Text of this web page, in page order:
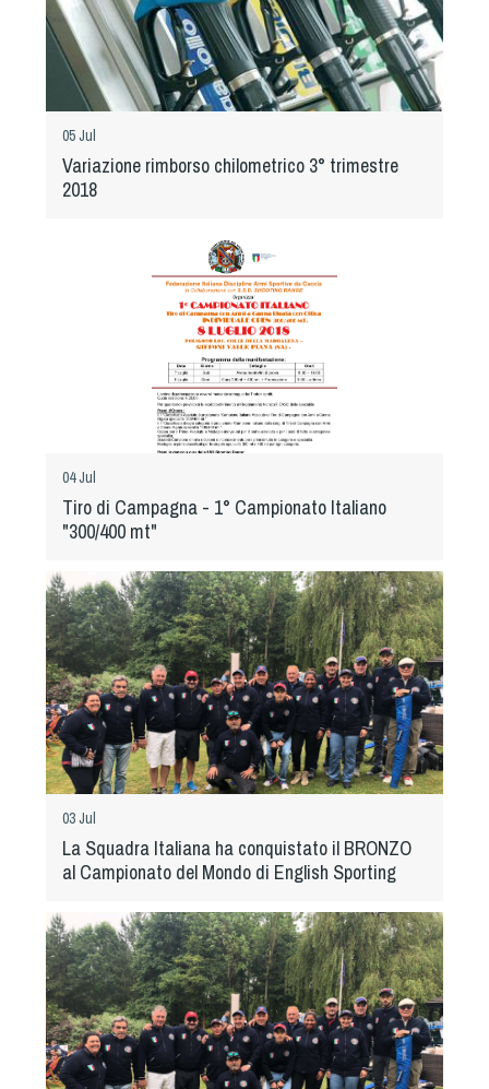
05 Jul
Variazione rimborso chilometrico 3° trimestre
2018
04 Jul
Tiro di Campagna - 1° Campionato Italiano
"300/400 mt"
03 Jul
La Squadra Italiana ha conquistato il BRONZO
al Campionato del Mondo di English Sporting